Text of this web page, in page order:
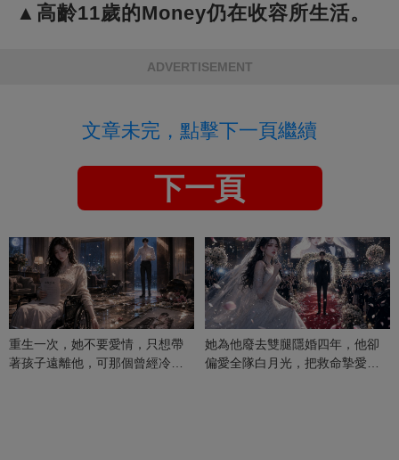
▲高齡11歲的Money仍在收容所生活。
ADVERTISEMENT
文章未完，點擊下一頁繼續
下一頁
重生一次，她不要愛情，只想帶
著孩子遠離他，可那個曾經冷漠
她為他廢去雙腿隱婚四年，他卻
偏愛全隊白月光，把救命摯愛當